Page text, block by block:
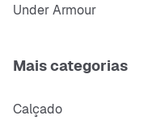
Under Armour
Mais categorias
Calçado